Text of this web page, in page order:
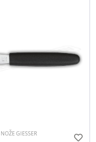
GIESSER